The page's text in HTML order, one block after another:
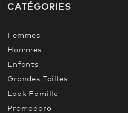
CATÉGORIES
Femmes
Hommes
Enfants
Grandes Tailles
Look Famille
Promodoro